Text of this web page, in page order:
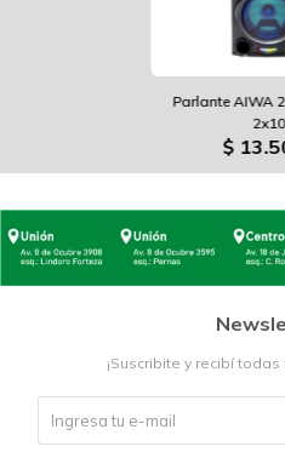
Parlante AIWA
$
¡Suscribite y recibí